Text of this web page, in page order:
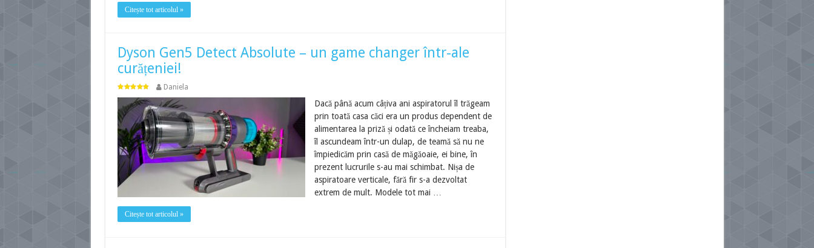
Citește tot articolul »
Dyson Gen5 Detect Absolute – un game changer într-ale
curățeniei!
Daniela
Dacă până acum câțiva ani aspiratorul îl trăgeam
prin toată casa căci era un produs dependent de
alimentarea la priză și odată ce încheiam treaba,
îl ascundeam într-un dulap, de teamă să nu ne
împiedicăm prin casă de măgăoaie, ei bine, în
prezent lucrurile s-au mai schimbat. Nișa de
aspiratoare verticale, fără fir s-a dezvoltat
extrem de mult. Modele tot mai …
Citește tot articolul »